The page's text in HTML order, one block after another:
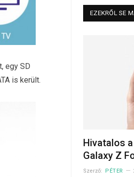
egy SD
is került.
EZEKRŐL SE
Hivatalos
Galaxy Z
Szerző: PÉTER